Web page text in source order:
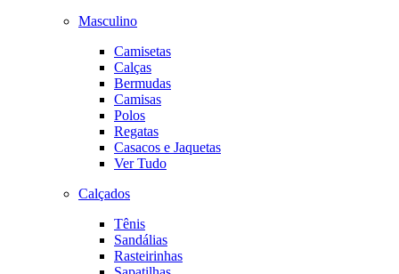
Masculino
Camisetas
Calças
Bermudas
Camisas
Polos
Regatas
Casacos e Jaquetas
Ver Tudo
Calçados
Tênis
Sandálias
Rasteirinhas